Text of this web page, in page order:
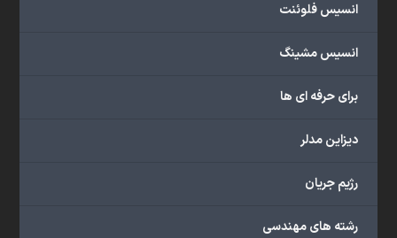
انسیس فلوئنت
انسیس مشینگ
برای حرفه ای ها
دیزاین مدلر
رژیم جریان
رشته های مهندسی
هستند.
ما
گسترده‌ای
با
دانشگاهی،
صنعتی